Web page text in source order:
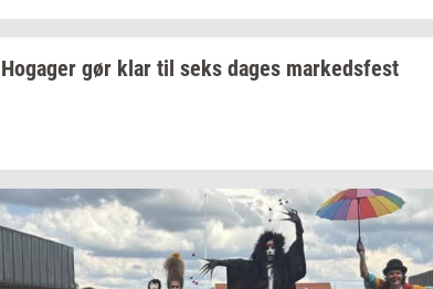
Ho­ga­ger gør klar til seks dages mar­keds­fest